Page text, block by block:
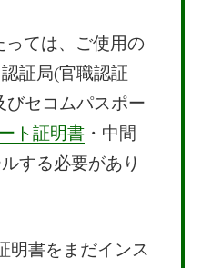
っては、ご使用の
証局(官職認証
びセコムパスポー
ト証明書・中間
する必要があり
明書をまだインス